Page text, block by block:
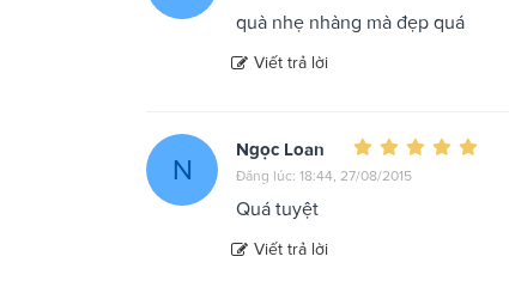
quà nhẹ nhàng mà đẹp quá
Viết trả lời
N
Ngọc Loan
Đăng lúc: 18:44, 27/08/2015
Quá tuyệt
Viết trả lời